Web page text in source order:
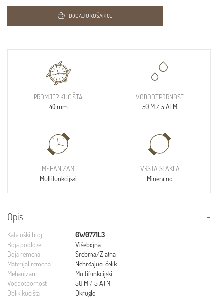
DODAJ U KOŠARICU
PROMJER KUĆIŠTA
40 mm
VODOOTPORNOST
50 M / 5 ATM
MEHANIZAM
Multifunkcijski
VRSTA STAKLA
Mineralno
Opis
Kataloški broj
GW0771L3
Boja podloge
Višebojna
Boja remena
Srebrna/Zlatna
Materijal remena
Nehrđajući čelik
Mehanizam
Multifunkcijski
Vodootpornost
50 M / 5 ATM
Oblik kućišta
Okruglo